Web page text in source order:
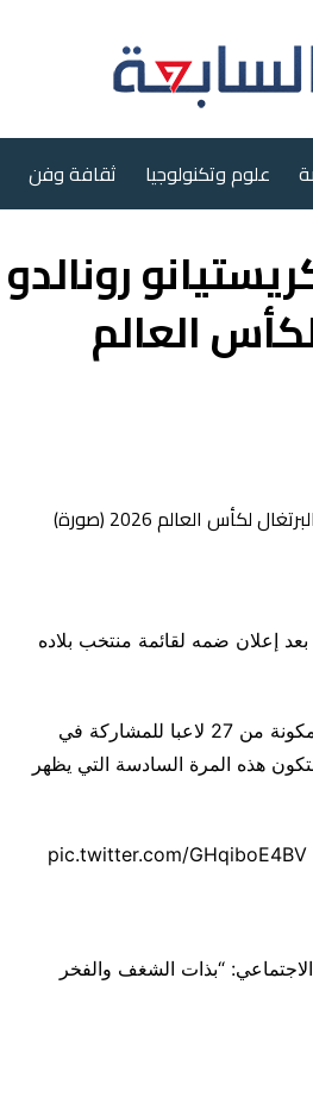
علوم وتكنولوجيا ثقافة وفن
رونالدو
العالم
بعد إعلان ضمه لقائمة منتخب بلاده
وكشف روبرتو مارتينيز مدرب منتخب البرتغال اليوم الثلاثاء قائمة الفريق المكونة من 27 لاعبا للمشاركة في
هذه المرة السادسة التي يظهر
“بذات الشغف والفخر